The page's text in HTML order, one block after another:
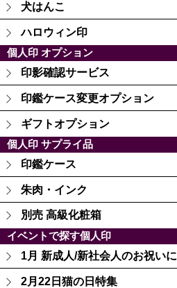
犬はんこ
ハロウィン印
個人印 オプション
印影確認サービス
印鑑ケース変更オプション
ギフトオプション
個人印 サプライ品
印鑑ケース
朱肉・インク
別売 高級化粧箱
イベントで探す個人印
1月 新成人/新社会人のお祝いに
2月22日猫の日特集